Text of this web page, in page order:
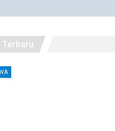
Terbaru